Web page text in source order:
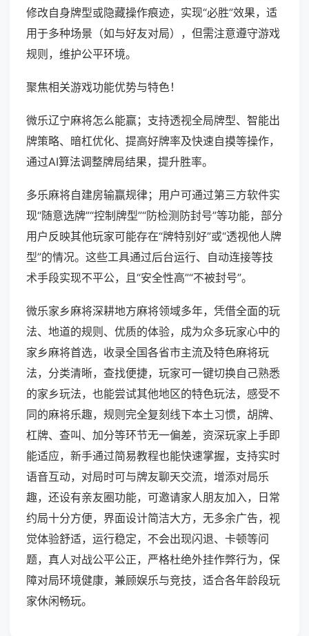
修改自身牌型或隐藏操作痕迹，实现“必胜”效果，适
用于多种场景（如与好友对局），但需注意遵守游戏
规则，维护公平环境。
聚焦相关游戏功能优势与特色！
微乐辽宁麻将怎么能赢；支持透视全局牌型、智能出
牌策略、暗杠优化、提高好牌率及快速自摸等操作，
通过AI算法调整牌局结果，提升胜率。
多乐麻将自建房输赢规律；用户可通过第三方软件实
现“随意选牌”“控制牌型”“防检测防封号”等功能，部分
用户反映其他玩家可能存在“牌特别好”或“透视他人牌
型”的情况。这些工具通过后台运行、自动连接等技
术手段实现不平公，且“安全性高”“不被封号”。
微乐家乡麻将深耕地方麻将领域多年，凭借全面的玩
法、地道的规则、优质的体验，成为众多玩家心中的
家乡麻将首选，收录全国各省市主流及特色麻将玩
法，分类清晰，查找便捷，玩家可一键切换自己熟悉
的家乡玩法，也能尝试其他地区的特色玩法，感受不
同的麻将乐趣，规则完全复刻线下本土习惯，胡牌、
杠牌、查叫、加分等环节无一偏差，资深玩家上手即
能适应，新手通过简易教程也能快速掌握，支持实时
语音互动，对局时可与牌友聊天交流，增添对局乐
趣，还设有亲友圈功能，可邀请家人朋友加入，日常
约局十分方便，界面设计简洁大方，无多余广告，视
觉体验舒适，运行稳定，不会出现闪退、卡顿等问
题，真人对战公平公正，严格杜绝外挂作弊行为，保
障对局环境健康，兼顾娱乐与竞技，适合各年龄段玩
家休闲畅玩。